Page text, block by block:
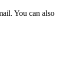
You can also